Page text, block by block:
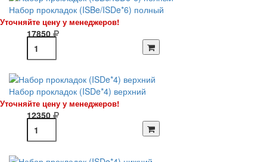
Набор прокладок (ISBe/ISDe*6) полный
Уточняйте цену у менеджеров!
17850
Набор прокладок (ISDe*4) верхний
Уточняйте цену у менеджеров!
12350